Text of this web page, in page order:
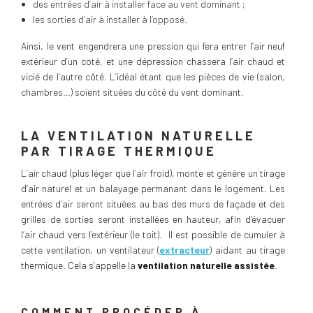
des entrées d’air à installer face au vent dominant ;
les sorties d’air à installer à l’opposé.
Ainsi, le vent engendrera une pression qui fera entrer l’air neuf
extérieur d’un coté, et une dépression chassera l’air chaud et
vicié de l’autre côté. L’idéal étant que les pièces de vie (salon,
chambres…) soient situées du côté du vent dominant.
LA VENTILATION NATURELLE
PAR TIRAGE THERMIQUE
L’air chaud (plus léger que l’air froid), monte et génère un tirage
d’air naturel et un balayage permanant dans le logement. Les
entrées d’air seront situées au bas des murs de façade et des
grilles de sorties seront installées en hauteur, afin d’évacuer
l’air chaud vers l’extérieur (le toit). Il est possible de cumuler à
cette ventilation, un ventilateur (extracteur) aidant au tirage
thermique. Cela s’appelle la ventilation naturelle assistée